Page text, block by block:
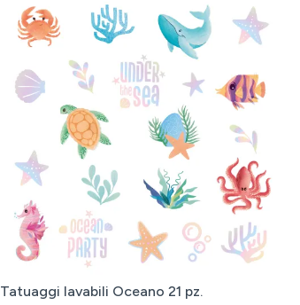
Tatuaggi lavabili Oceano 21 pz.